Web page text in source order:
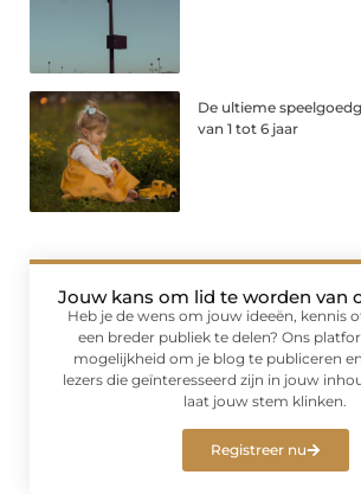
De ultieme
van 1 tot 6 jaar
Jouw kans om lid te worden van
Heb je de wens om jouw ideeën, kennis
een breder publiek te delen? Ons
mogelijkheid om je blog te publiceren
lezers die geïnteresseerd zijn in jouw
laat jouw stem klinken.
Registreer nu